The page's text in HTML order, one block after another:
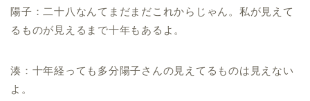
陽子：二十八なんてまだまだこれからじゃん。私が見えて
るものが見えるまで十年もあるよ。
湊：十年経っても多分陽子さんの見えてるものは見えない
よ。